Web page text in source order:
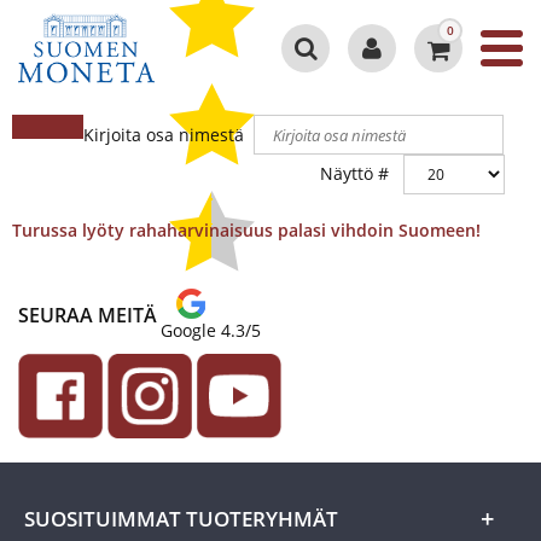
Google 4.3/5
0
Kirjoita osa nimestä
Näyttö #
Turussa lyöty rahaharvinaisuus palasi vihdoin Suomeen!
SEURAA MEITÄ
SUOSITUIMMAT TUOTERYHMÄT